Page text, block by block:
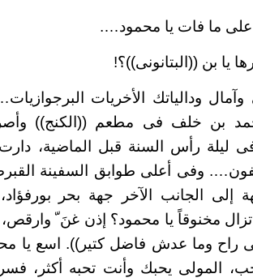
على ما فات يا محمود….
يا بن ((البتانونى))؟!
ودالياتك الأخريات
بن خلف فى مطعم ((الكنج))
ليلة رأس السنة قبل الماضية،
وفى أعلى طوابق السفينة
إلى الجانب الآخر جهة بحر
تزال مخنوقاً يا محمود؟ إذن غنَ
راح وما عدش فاضل كتير)). اسع يا
المولى يحبك وأنت تحبه أكثر،